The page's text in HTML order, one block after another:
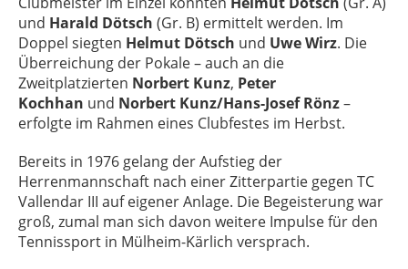
und Harald Dötsch (Gr. B) ermittelt werden. Im
Doppel siegten Helmut Dötsch und Uwe Wirz. Die
Überreichung der Pokale – auch an die
Zweitplatzierten Norbert Kunz, Peter
Kochhan und Norbert Kunz/Hans-Josef Rönz–
erfolgte im Rahmen eines Clubfestes im Herbst.
Bereits in 1976 gelang der Aufstieg der
Herrenmannschaft nach einer Zitterpartie gegen TC
Vallendar III auf eigener Anlage. Die Begeisterung war
groß, zumal man sich davon weitere Impulse für den
Tennissport in Mülheim-Kärlich versprach.